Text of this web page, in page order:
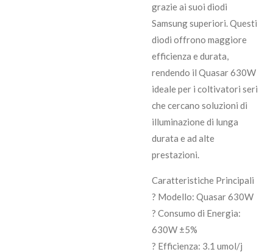
grazie ai suoi diodi
Samsung superiori. Questi
diodi offrono maggiore
efficienza e durata,
rendendo il Quasar 630W
ideale per i coltivatori seri
che cercano soluzioni di
illuminazione di lunga
durata e ad alte
prestazioni.
Caratteristiche Principali
? Modello: Quasar 630W
? Consumo di Energia:
630W ±5%
? Efficienza: 3.1 umol/j